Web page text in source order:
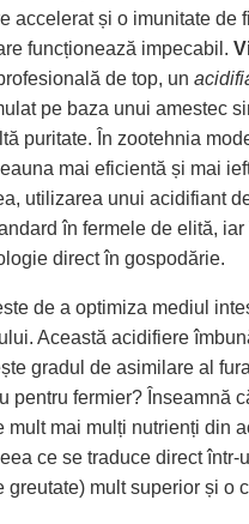
accelerat și o imunitate de
funcționează impecabil.
de top, un
pe baza unui amestec
puritate. În zootehnia
mai eficientă și mai
utilizarea unui acidifiant
în fermele de elită,
direct în gospodărie.
de a optimiza mediul
Această acidifiere
gradul de asimilare al
pentru fermier? Înseamnă
mult mai mulți nutrienți din
ce se traduce direct într-
greutate) mult superior și o